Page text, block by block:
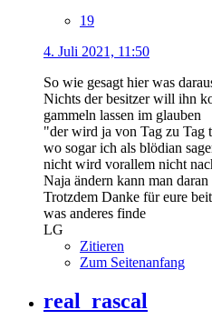
19
4. Juli 2021, 11:50
So wie gesagt hier was
Nichts der besitzer will ihn
gammeln lassen im glauben
"der wird ja von Tag zu Tag
wo sogar ich als blödian
nicht wird vorallem nicht
Naja ändern kann man
Trotzdem Danke für eure
was anderes finde
LG
Zitieren
Zum Seitenanfang
real_rascal